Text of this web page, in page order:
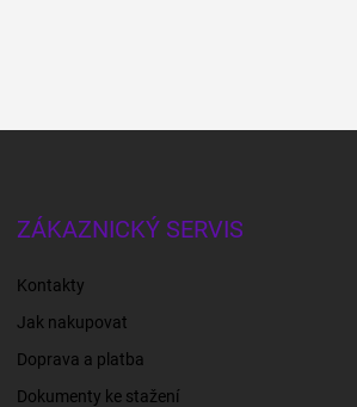
ZÁKAZNICKÝ SERVIS
Kontakty
Jak nakupovat
Doprava a platba
Dokumenty ke stažení